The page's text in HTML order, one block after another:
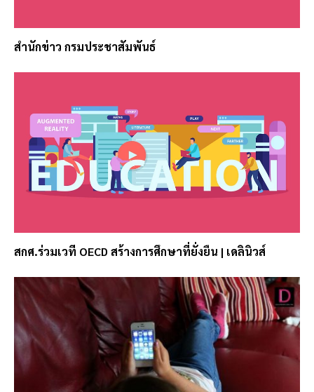
สำนักข่าว กรมประชาสัมพันธ์
สกศ.ร่วมเวที OECD สร้างการศึกษาที่ยั่งยืน | เดลินิวส์